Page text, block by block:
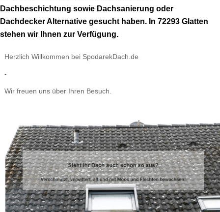
Dachbeschichtung sowie Dachsanierung oder
Dachdecker Alternative gesucht haben. In 72293 Glatten
stehen wir Ihnen zur Verfügung.
Herzlich Willkommen bei SpodarekDach.de
-
Wir freuen uns über Ihren Besuch.